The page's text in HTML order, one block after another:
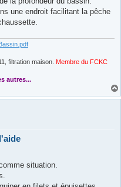
une endroit facilitant la pêche
filtration maison. Membre du FCKC
autres...
situation.